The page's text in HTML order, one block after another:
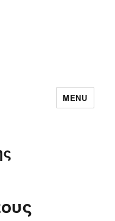
MENU